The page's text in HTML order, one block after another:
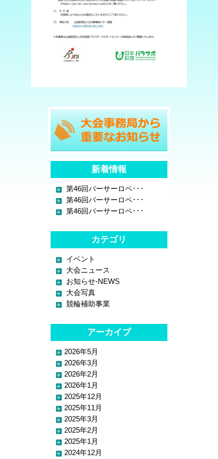
新着情報
第46回バーサーロペ･･･
第46回バーサーロペ･･･
第46回バーサーロペ･･･
カテゴリ
イベント
大会ニュース
お知らせ-NEWS
大会写真
競輪補助事業
アーカイブ
2026年5月
2026年3月
2026年2月
2026年1月
2025年12月
2025年11月
2025年3月
2025年2月
2025年1月
2024年12月